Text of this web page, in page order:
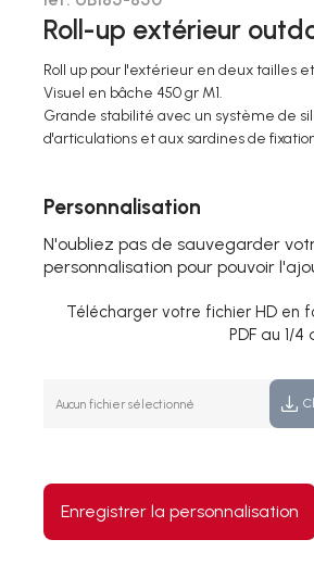
Roll-up extérieur
Roll up pour l'extérieur en deux tailles
Visuel en bâche 450 gr M1.
Grande stabilité avec un système de
d'articulations et aux sardines de
Personnalisation
N'oubliez pas de sauvegarder
personnalisation pour pouvoir
Télécharger votre fichier HD en
PDF au 1/
Aucun fichier sélectionné
Enregistrer la personnalisation